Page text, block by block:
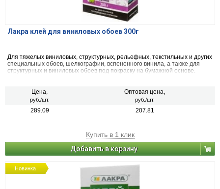
Лакра клей для виниловых обоев 300г
Для тяжелых виниловых, структурных, рельефных, текстильных и других
специальных обоев, шелкографии, вспененного винила, а также для
структурных и виниловых обоев под покраску на бумажной основе.
Цена,
руб./шт.
Оптовая цена,
руб./шт.
289.09 207.81
Купить в 1 клик
Добавить в корзину
Новинка